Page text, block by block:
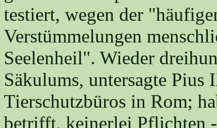
testiert, wegen der
Verstümmelungen
Seelenheil". Wieder
Säkulums, untersagte
Tierschutzbüros in Rom;
betrifft, keinerlei Pflichten